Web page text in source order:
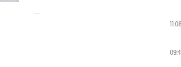
...
11:08